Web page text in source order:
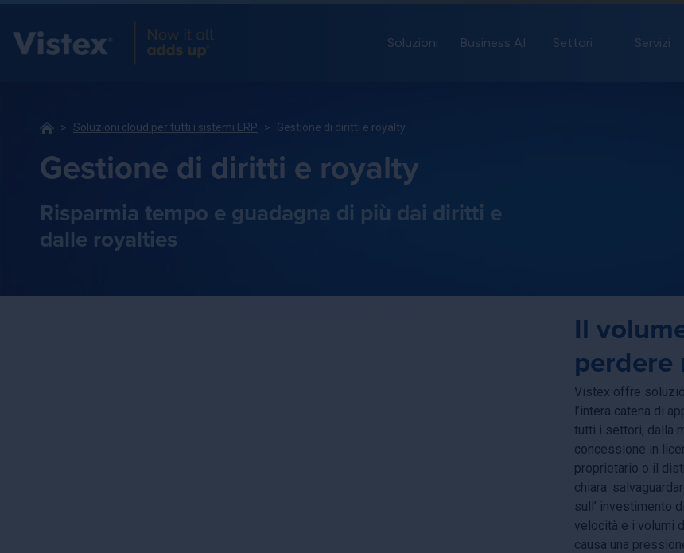
Soluzioni Business AI Settori Servizi
Soluzioni cloud per tutti i sistemi ERP Gestione di diritti e royalty
Gestione di diritti e royalty
Risparmia tempo e guadagna di più dai diritti e
dalle royalties
Il
perdere
Vistex offre
l’intera catena di
tutti i settori, dalla
concessione in
proprietario o il
chiara:
sull’ investimento
velocità e i volumi
causa una